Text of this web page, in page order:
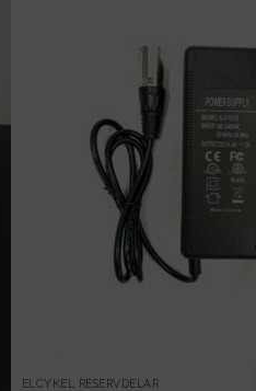
ELCYKEL RESERVDELAR